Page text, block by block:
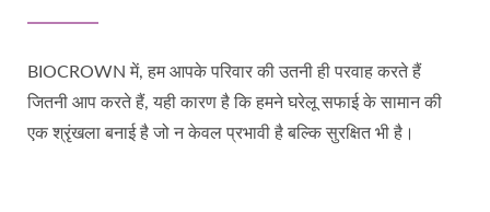
BIOCROWN में, हम आपके परिवार की उतनी ही परवाह करते हैं
जितनी आप करते हैं, यही कारण है कि हमने घरेलू सफाई के सामान की
एक श्रृंखला बनाई है जो न केवल प्रभावी है बल्कि सुरक्षित भी है।